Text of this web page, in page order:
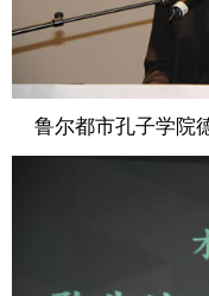
鲁尔都市孔子学院